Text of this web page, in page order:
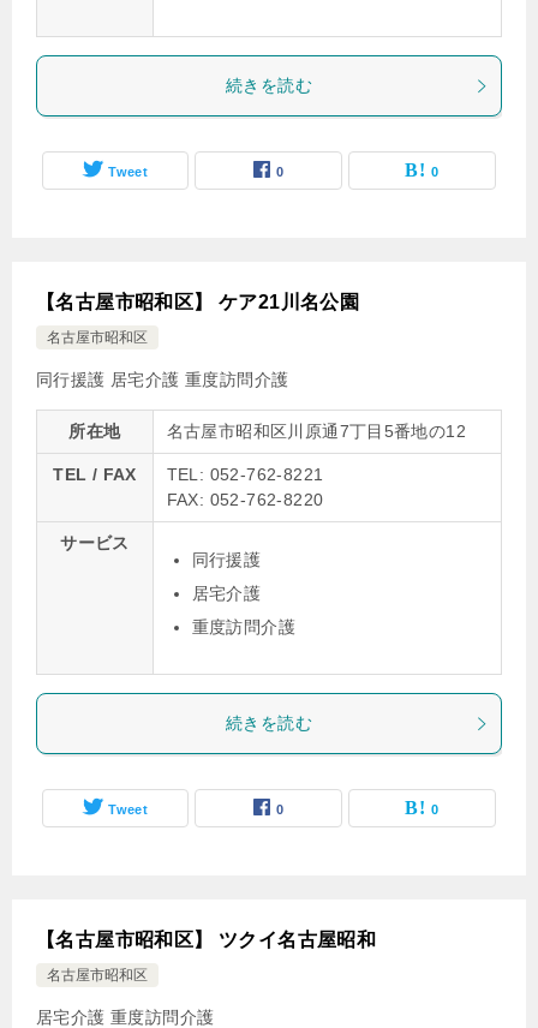
続きを読む
Tweet 0 0
【名古屋市昭和区】 ケア21川名公園
名古屋市昭和区
同行援護 居宅介護 重度訪問介護
所在地 名古屋市昭和区川原通7丁目5番地の12
TEL / FAX
TEL: 052-762-8221
FAX: 052-762-8220
サービス
同行援護
居宅介護
重度訪問介護
続きを読む
Tweet 0 0
【名古屋市昭和区】 ツクイ名古屋昭和
名古屋市昭和区
居宅介護 重度訪問介護